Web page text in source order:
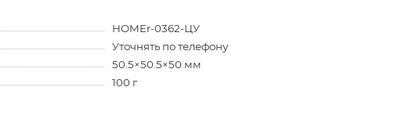
HOMEr-0362-ЦУ
Уточнять по телефону
50.5×50.5×50 мм
100 г